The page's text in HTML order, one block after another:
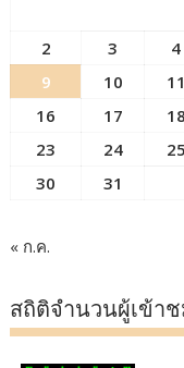
2
3 4
9
10 11
16
17 18
23
24 25
30
31
« ก.ค.
สถิติจำนวนผู้เข้า